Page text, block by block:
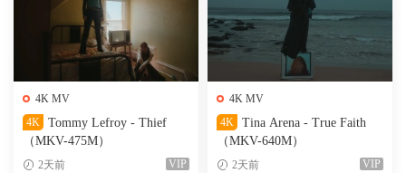
4K MV
4K
Tommy Lefroy - Thief
（MKV-475M）
2天前 VIP
4K MV
4K
Tina Arena - True Faith
（MKV-640M）
2天前 VIP